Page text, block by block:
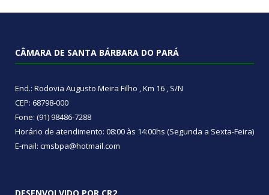
CÂMARA DE SANTA BÁRBARA DO PARÁ
End.: Rodovia Augusto Meira Filho , Km 16 , S/N
CEP: 68798-000
Fone: (91) 98486-7288
Horário de atendimento: 08:00 às 14:00hs (Segunda a Sexta-Feira)
E-mail: cmsbpa@hotmail.com